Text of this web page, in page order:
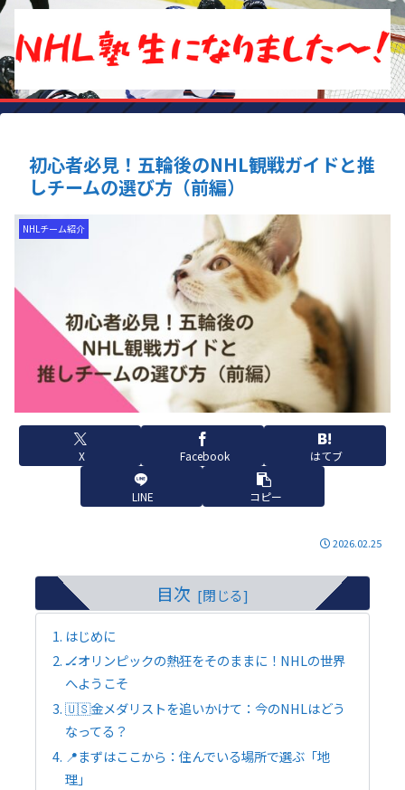
初心者必見！五輪後のNHL観戦ガイドと推
しチームの選び方（前編）
NHLチーム紹介
X Facebook はてブ
LINE コピー
2026.02.25
目次
はじめに
🏒オリンピックの熱狂をそのままに！NHLの世界
へようこそ
🇺🇸金メダリストを追いかけて：今のNHLはどう
なってる？
📍まずはここから：住んでいる場所で選ぶ「地
理」